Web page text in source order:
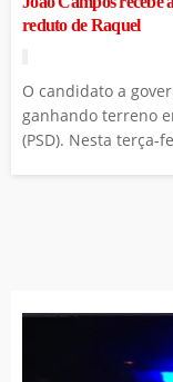
reduto de Raquel
O candidato a
ganhando terreno
(PSD). Nesta terça-